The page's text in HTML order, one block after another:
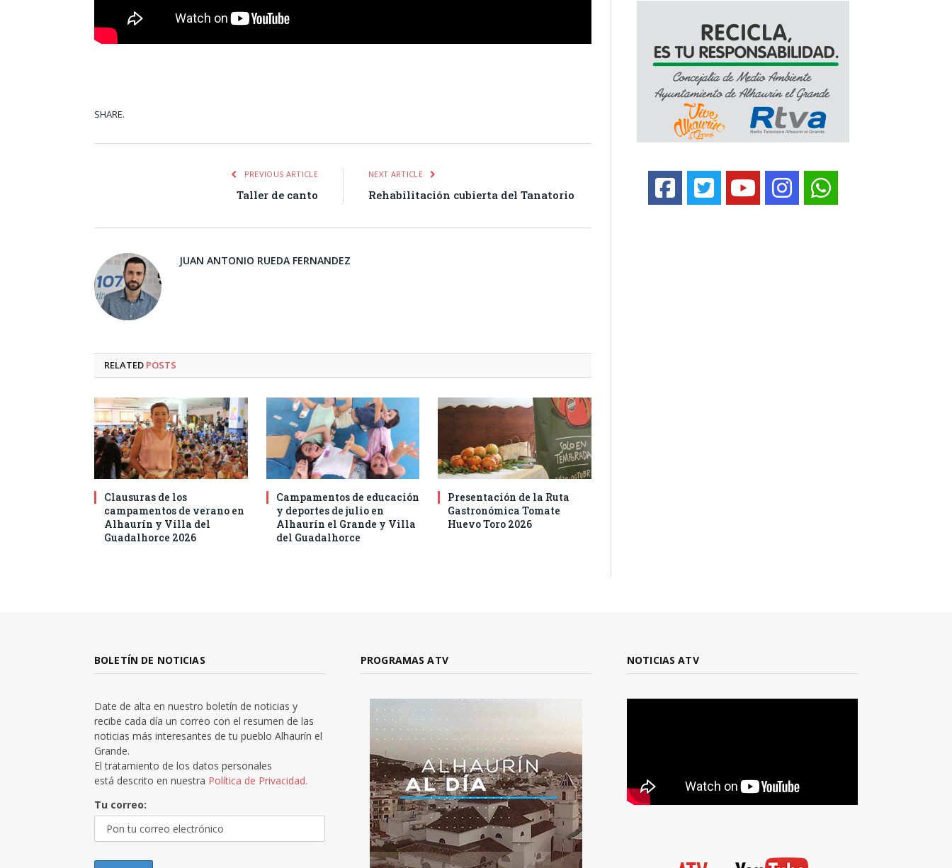
SHARE.
PREVIOUS ARTICLE
Taller de canto
NEXT ARTICLE
Rehabilitación cubierta del Tanatorio
JUAN ANTONIO RUEDA FERNANDEZ
RELATED POSTS
Clausuras de los
campamentos de verano en
Alhaurín y Villa del
Guadalhorce 2026
Campamentos de educación
y deportes de julio en
Alhaurín el Grande y Villa
del Guadalhorce
Presentación de la Ruta
Gastronómica Tomate
Huevo Toro 2026
BOLETÍN DE NOTICIAS
Date de alta en nuestro boletín de noticias y
recibe cada día un correo con el resumen de las
noticias más interesantes de tu pueblo Alhaurín el
Grande.
El tratamiento de los datos personales
está descrito en nuestra Política de Privacidad.
Tu correo:
PROGRAMAS ATV NOTICIAS ATV